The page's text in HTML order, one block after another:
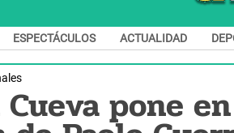
ESPECTÁCULOS ACTUALIDAD
pone